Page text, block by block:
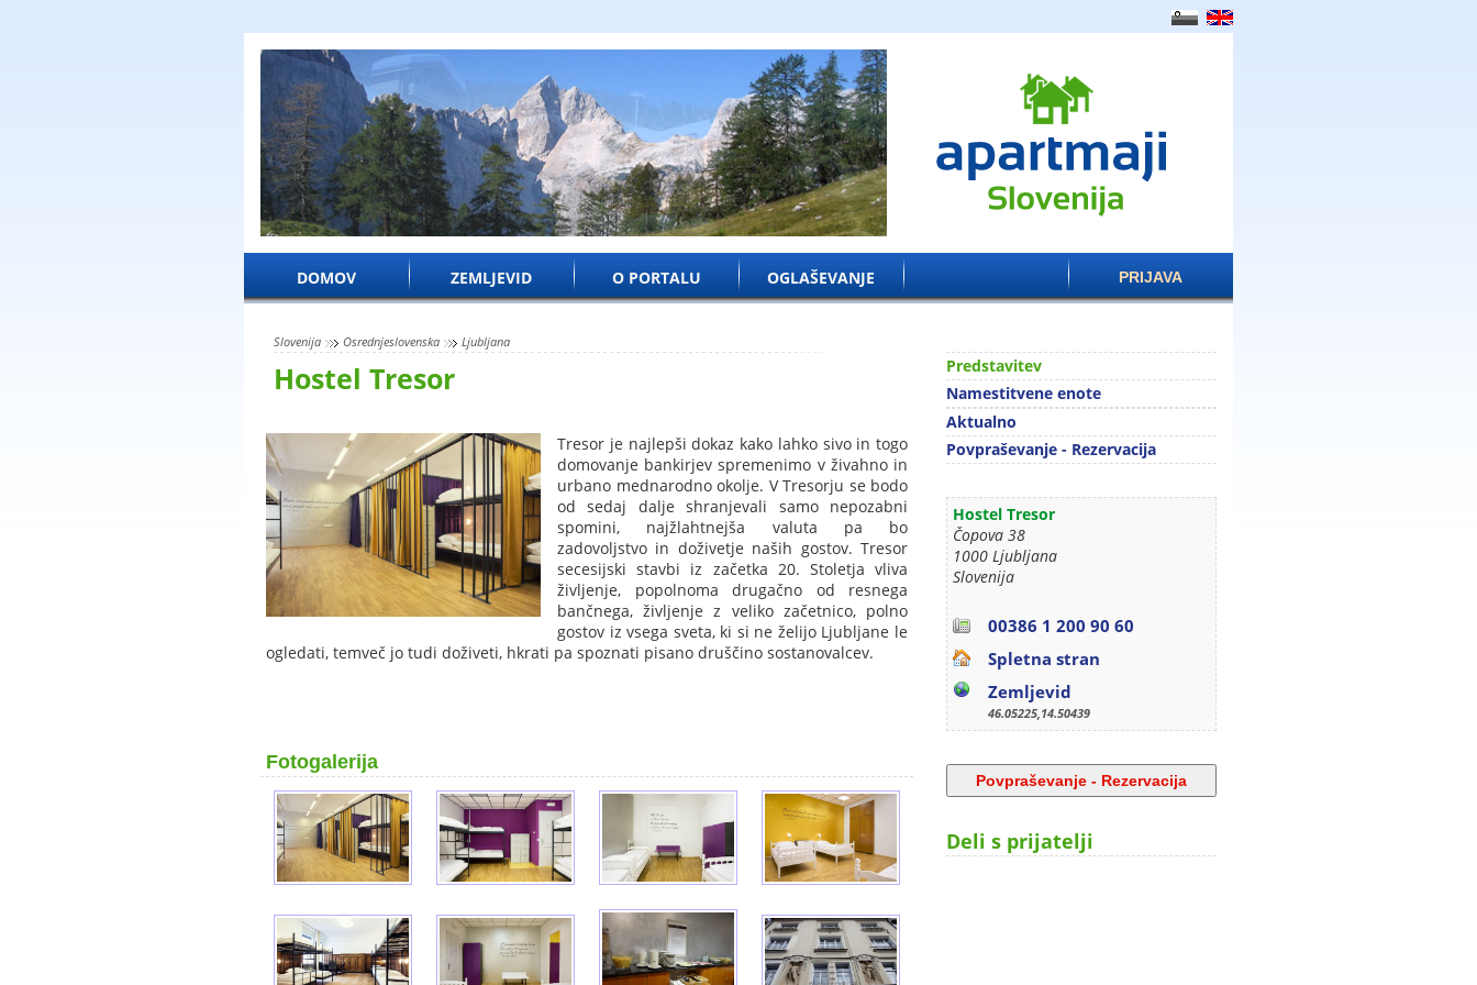
DOMOV ZEMLJEVID O PORTALU OGLAŠEVANJE PRIJAVA
Slovenija Osrednjeslovenska Ljubljana
Hostel Tresor
Tresor je najlepši dokaz kako lahko sivo in togo
domovanje bankirjev spremenimo v živahno in
urbano mednarodno okolje. V Tresorju se bodo
od sedaj dalje shranjevali samo nepozabni
spomini, najžlahtnejša valuta pa bo
zadovoljstvo in doživetje naših gostov. Tresor
secesijski stavbi iz začetka 20. Stoletja vliva
življenje, popolnoma drugačno od resnega
bančnega, življenje z veliko začetnico, polno
gostov iz vsega sveta, ki si ne želijo Ljubljane le
ogledati, temveč jo tudi doživeti, hkrati pa spoznati pisano druščino sostanovalcev.
Fotogalerija
Predstavitev
Namestitvene enote
Aktualno
Povpraševanje - Rezervacija
Hostel Tresor
Čopova 38
1000 Ljubljana
Slovenija
00386 1 200 90 60
Spletna stran
Zemljevid
46.05225,14.50439
Deli s prijatelji